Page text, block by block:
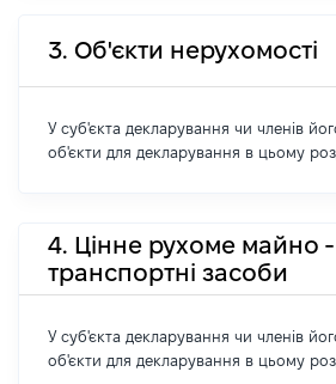
3. Об'єкти нерухомості
У суб'єкта декларування чи членів його
об'єкти для декларування в цьому
4. Цінне рухоме майно -
транспортні засоби
У суб'єкта декларування чи членів його
об'єкти для декларування в цьому